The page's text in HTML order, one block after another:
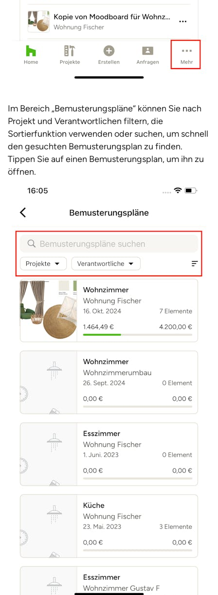
Im Bereich „Bemusterungspläne“ können Sie nach
Projekt und Verantwortlichen filtern, die
Sortierfunktion verwenden oder suchen, um schnell
den gesuchten Bemusterungsplan zu finden.
Tippen Sie auf einen Bemusterungsplan, um ihn zu
öffnen.